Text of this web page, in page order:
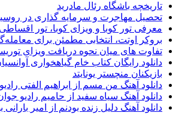
تاریخچه باشگاه رئال مادرید
تحصیل مهاجرت و سرمایه گذاری در
معرفی تور کوبا و ویزای کوبا، تور
بروکر اوتت، انتخابی مطمئن برای
تفاوت های میان نحوه دریافت ویزای
دانلود رایگان کتاب خام گیاهخواری
بازیکنان منچستر یونایتد
دانلود آهنگ من مسم از ابراهیم الفتی
دانلود آهنگ سیاه سفید از حامیم رادیو
دانلود آهنگ دلیل زنده بودنم از امیر بارانی